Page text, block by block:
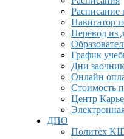
Расписание
Навигатор
Перевод из
График
Дни
Онлайн
Стоимость
Центр
ДПО
Политех